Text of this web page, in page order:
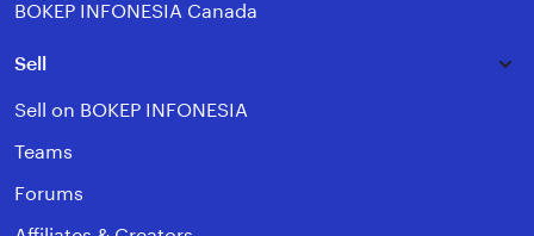
BOKEP INFONESIA Canada
Sell
Sell on BOKEP INFONESIA
Teams
Forums